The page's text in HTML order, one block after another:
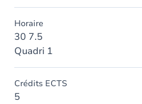
Horaire
30 7.5
Quadri 1
Crédits ECTS
5